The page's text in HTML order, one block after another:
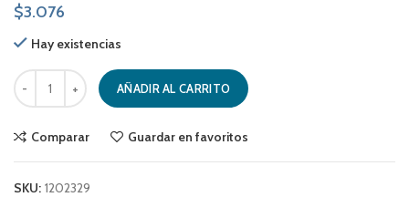
$3.076
Hay existencias
DISCO DE CORTE ACERO INOX. NORTON BDA32 9 X 3,0MM. cantidad
AÑADIR AL CARRITO
Comparar Guardar en favoritos
SKU: 1202329